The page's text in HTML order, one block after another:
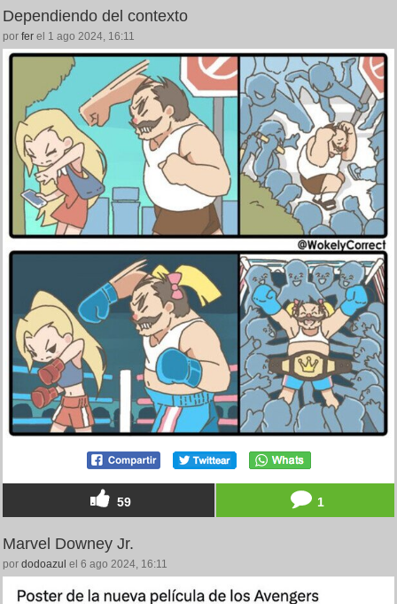
Dependiendo del contexto
por fer el 1 ago 2024, 16:11
59 1
Marvel Downey Jr.
por dodoazul el 6 ago 2024, 16:11